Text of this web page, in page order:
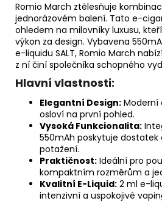
Romio March ztělesňuje
jednorázovém balení. Tato e-
ohledem na milovníky luxusu,
výkon za design. Vybavena
e-liquidu SALT, Romio March
z ní činí společníka schopného
Hlavní vlastnosti:
Elegantní Design: Moderní
osloví na první pohled.
Vysoká Funkcionalita:
550mAh poskytuje dostatek
potažení.
Praktičnost: Ideální pro
kompaktním rozměrům a
Kvalitní E-Liquid: 2 ml e-
intenzivní a uspokojivé